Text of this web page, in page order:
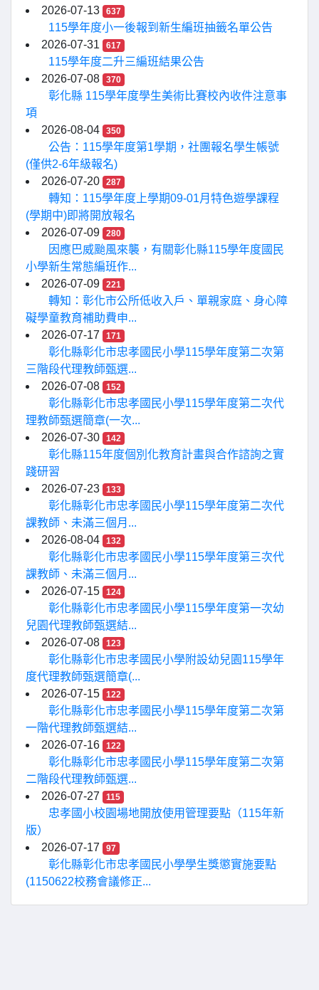
2026-07-13
637
115學年度小一後報到新生編班抽籤名單公告
2026-07-31
617
115學年度二升三編班結果公告
2026-07-08
370
彰化縣 115學年度學生美術比賽校內收件注意事
項
2026-08-04
350
公告：115學年度第1學期，社團報名學生帳號
(僅供2-6年級報名)
2026-07-20
287
轉知：115學年度上學期09-01月特色遊學課程
(學期中)即將開放報名
2026-07-09
280
因應巴威颱風來襲，有關彰化縣115學年度國民
小學新生常態編班作...
2026-07-09
221
轉知：彰化市公所低收入戶、單親家庭、身心障
礙學童教育補助費申...
2026-07-17
171
彰化縣彰化市忠孝國民小學115學年度第二次第
三階段代理教師甄選...
2026-07-08
152
彰化縣彰化市忠孝國民小學115學年度第二次代
理教師甄選簡章(一次...
2026-07-30
142
彰化縣115年度個別化教育計畫與合作諮詢之實
踐研習
2026-07-23
133
彰化縣彰化市忠孝國民小學115學年度第二次代
課教師、未滿三個月...
2026-08-04
132
彰化縣彰化市忠孝國民小學115學年度第三次代
課教師、未滿三個月...
2026-07-15
124
彰化縣彰化市忠孝國民小學115學年度第一次幼
兒園代理教師甄選結...
2026-07-08
123
彰化縣彰化市忠孝國民小學附設幼兒園115學年
度代理教師甄選簡章(...
2026-07-15
122
彰化縣彰化市忠孝國民小學115學年度第二次第
一階代理教師甄選結...
2026-07-16
122
彰化縣彰化市忠孝國民小學115學年度第二次第
二階段代理教師甄選...
2026-07-27
115
忠孝國小校園場地開放使用管理要點（115年新
版）
2026-07-17
97
彰化縣彰化市忠孝國民小學學生獎懲實施要點
(1150622校務會議修正...